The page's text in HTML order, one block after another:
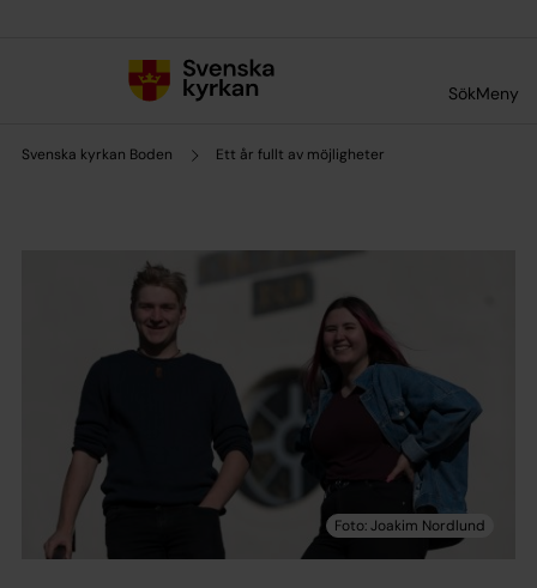
SökMeny
Svenska kyrkan Boden Ett år fullt av möjligheter